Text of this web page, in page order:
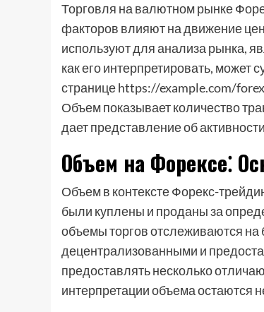
Торговля на валютном рынке
факторов влияют на движение
используют для анализа рынка,
как его интерпретировать,
странице https://example.com/
Объем показывает количество
дает представление об
Объем на Форексе⁚
Объем в контексте Форекс-
были куплены и проданы за
объемы торгов отслеживаются
децентрализованными и
предоставлять несколько
интерпретации объема остаются